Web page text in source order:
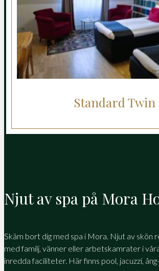
Standard Twin
Njut av spa på Mora
Skäm bort dig med spa i Mora. Njut av skön
med familj, vänner eller arbetskamrater i
inredda faciliteter. Här finns pool, jacuzzi,